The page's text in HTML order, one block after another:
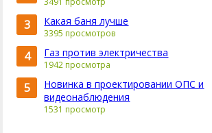
3 Какая баня лучше
3395 просмотров
4 Газ против электричества
1942 просмотра
5
Новинка в проектировании ОПС и
видеонаблюдения
1531 просмотр